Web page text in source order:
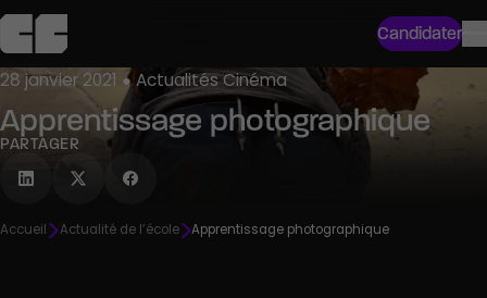
Candidater
28 janvier 2021 ● Actualités Cinéma
Apprentissage photographique
PARTAGER
Accueil Actualité de l’école Apprentissage photographique